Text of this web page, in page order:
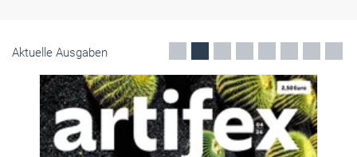
Aktuelle Ausgaben